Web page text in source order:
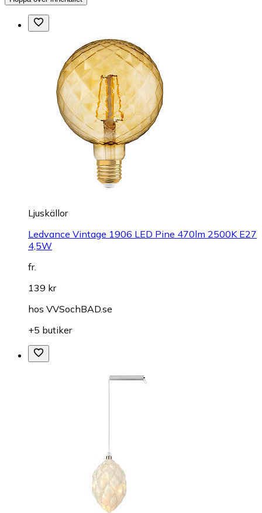
Ljuskällor
Ledvance Vintage 1906 LED Pine 470lm 2500K E27
4,5W
fr.
139 kr
hos VVSochBAD.se
+5 butiker